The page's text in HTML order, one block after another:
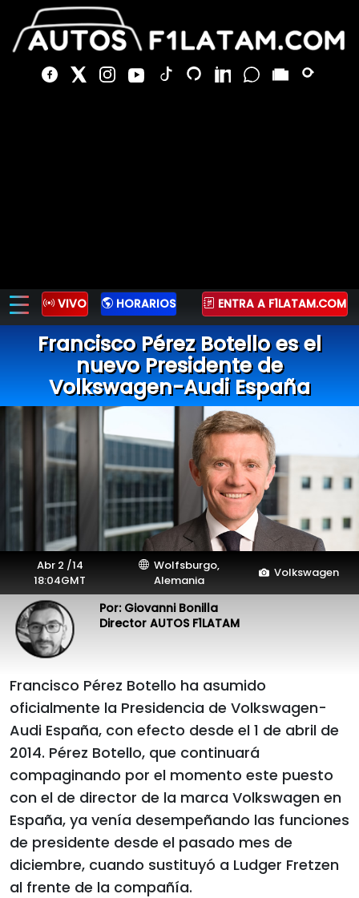
VIVO HORARIOS ENTRA A F1LATAM.COM
Francisco Pérez Botello es el
nuevo Presidente de
Volkswagen-Audi España
Abr 2 /14
18:04GMT
Wolfsburgo,
Alemania
Volkswagen
Por: Giovanni Bonilla
Director AUTOS F1LATAM
Francisco Pérez Botello ha asumido
oficialmente la Presidencia de Volkswagen-
Audi España, con efecto desde el 1 de abril de
2014. Pérez Botello, que continuará
compaginando por el momento este puesto
con el de director de la marca Volkswagen en
España, ya venía desempeñando las funciones
de presidente desde el pasado mes de
diciembre, cuando sustituyó a Ludger Fretzen
al frente de la compañía.